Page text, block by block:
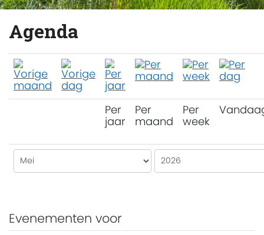
Agenda
Per
jaar
Per
maand
Per
week
Evenementen voor